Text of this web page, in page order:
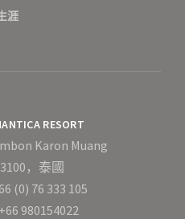
涯
RESORT
Karon Muang
，泰國
(0) 76 333 105
980154022